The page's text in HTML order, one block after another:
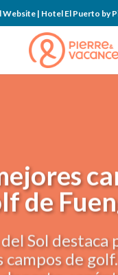
Website | Hotel El Puerto by
de
Sol
campos de